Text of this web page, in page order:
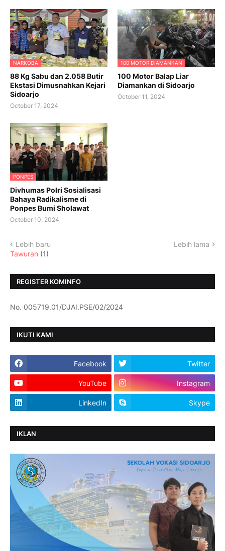
NARKOBA
88 Kg Sabu dan 2.058 Butir
Ekstasi Dimusnahkan Kejari
Sidoarjo
October 17, 2024
100 MOTOR DIAMANKAN
100 Motor Balap Liar
Diamankan di Sidoarjo
October 11, 2024
PONPES
Divhumas Polri Sosialisasi
Bahaya Radikalisme di
Ponpes Bumi Sholawat
October 10, 2024
Lebih baru
Lebih lama
Tawuran (1)
REGISTER KOMINFO
No. 005719.01/DJAI.PSE/02/2024
IKUTI KAMI
Facebook Twitter
YouTube Instagram
LinkedIn Skype
IKLAN